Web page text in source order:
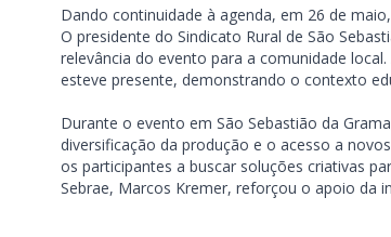
Dando continuidade à agenda, em 26 de
O presidente do Sindicato Rural de São
relevância do evento para a comunidade
esteve presente, demonstrando o contexto
Durante o evento em São Sebastião da
diversificação da produção e o acesso a
os participantes a buscar soluções criativas
Sebrae, Marcos Kremer, reforçou o apoio da